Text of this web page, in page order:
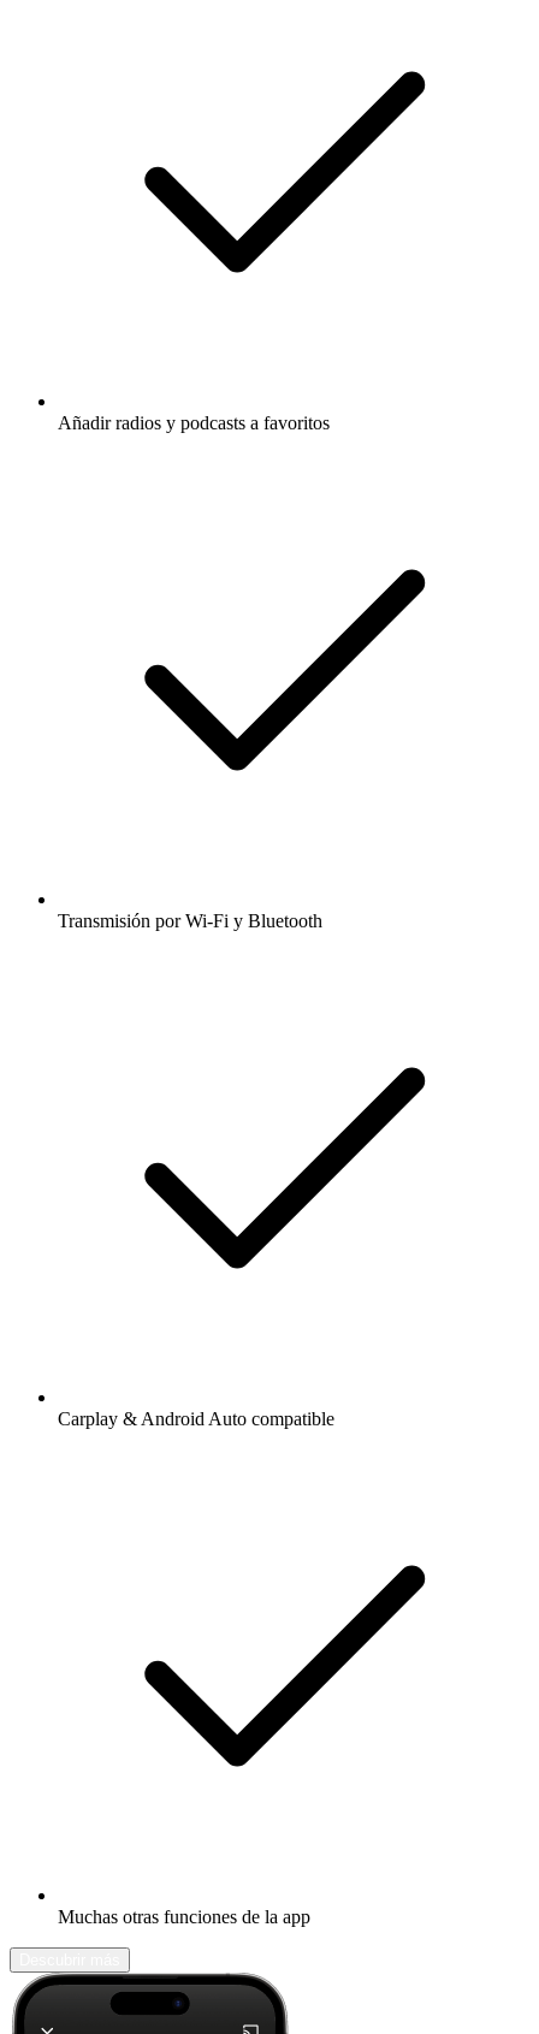
Añadir radios y podcasts a favoritos
Transmisión por Wi-Fi y Bluetooth
Carplay & Android Auto compatible
Muchas otras funciones de la app